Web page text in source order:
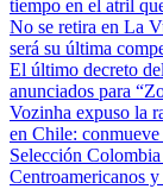
tiempo en el atril
No se retira en La
será su última
El último decreto
anunciados para
Vozinha expuso la
en Chile:
Selección
Centroamericanos